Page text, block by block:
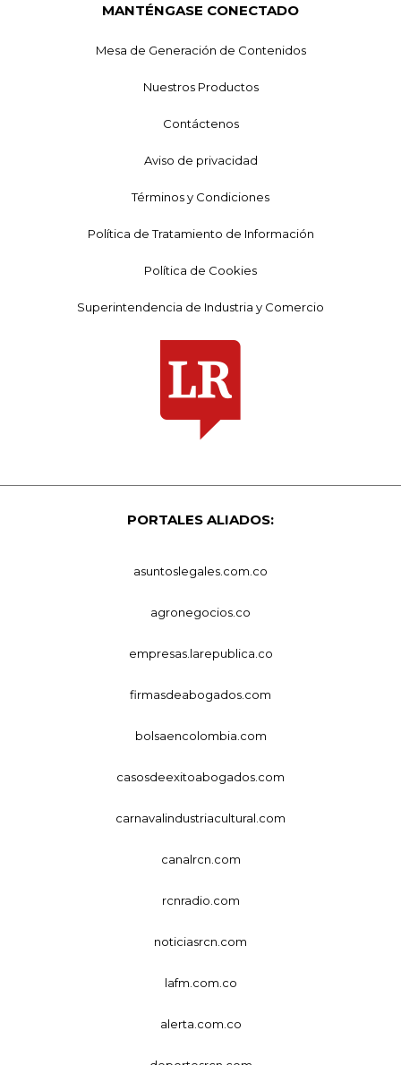
MANTÉNGASE CONECTADO
Mesa de Generación de Contenidos
Nuestros Productos
Contáctenos
Aviso de privacidad
Términos y Condiciones
Política de Tratamiento de Información
Política de Cookies
Superintendencia de Industria y Comercio
PORTALES ALIADOS:
asuntoslegales.com.co
agronegocios.co
empresas.larepublica.co
firmasdeabogados.com
bolsaencolombia.com
casosdeexitoabogados.com
carnavalindustriacultural.com
canalrcn.com
rcnradio.com
noticiasrcn.com
lafm.com.co
alerta.com.co